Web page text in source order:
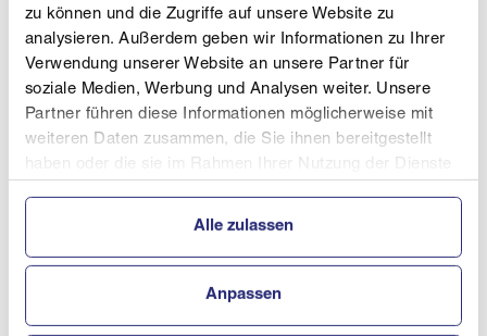
zu können und die Zugriffe auf unsere Website zu
analysieren. Außerdem geben wir Informationen zu Ihrer
Verwendung unserer Website an unsere Partner für
soziale Medien, Werbung und Analysen weiter. Unsere
Partner führen diese Informationen möglicherweise mit
weiteren Daten zusammen, die Sie ihnen bereitgestellt
Alle zulassen
Anpassen
Alles in allem ein Ergebnis, das sich sehen
lassen kann, dementsprechend happy sind auch
die Trainer Manuel Janout und Thomas Bäck und
natürlich auch die Athleten: "Die Bedingungen -
Wetter, Schnee, Kurssetzung - waren wirklich
sehr gut und auf die sehr enge Kurssetzung
waren wir gut vorbereitet. Die Athleten haben ihr
Können gut umsetzen können und wir sind alle
sehr zufrieden!", freuen sich Janout und Bäck.